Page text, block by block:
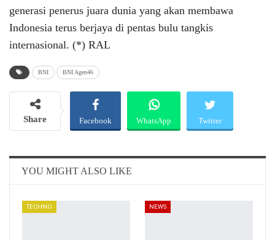
generasi penerus juara dunia yang akan membawa
Indonesia terus berjaya di pentas bulu tangkis
internasional. (*) RAL
BNI BNI Agen46
Share Facebook WhatsApp Twitter
YOU MIGHT ALSO LIKE
TECHNO NEWS